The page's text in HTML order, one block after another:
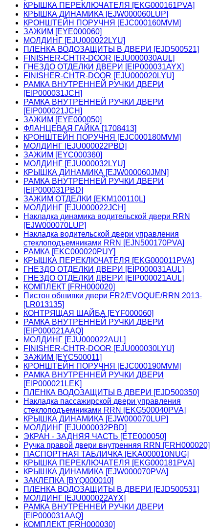
КРЫШКА ПЕРЕКЛЮЧАТЕЛЯ [EKG000161PVA]
КРЫШКА ДИНАМИКА [EJW000060LUP]
КРОНШТЕЙН ПОРУЧНЯ [EJC000160MVM]
ЗАЖИМ [EYE000060]
МОЛДИНГ [EJU000022LYU]
ПЛЕНКА ВОДОЗАЩИТЫ В ДВЕРИ [EJD500521]
FINISHER-CHTR-DOOR [EJU000030AUL]
ГНЕЗДО ОТДЕЛКИ ДВЕРИ [EIP000031AYX]
FINISHER-CHTR-DOOR [EJU000020LYU]
РАМКА ВНУТРЕННЕЙ РУЧКИ ДВЕРИ
[EIP000031JCH]
РАМКА ВНУТРЕННЕЙ РУЧКИ ДВЕРИ
[EIP000021JCH]
ЗАЖИМ [EYE000050]
ФЛАНЦЕВАЯ ГАЙКА [1708413]
КРОНШТЕЙН ПОРУЧНЯ [EJC000180MVM]
МОЛДИНГ [EJU000022PBD]
ЗАЖИМ [EYC000360]
МОЛДИНГ [EJU000032LYU]
КРЫШКА ДИНАМИКА [EJW000060JMN]
РАМКА ВНУТРЕННЕЙ РУЧКИ ДВЕРИ
[EIP000031PBD]
ЗАЖИМ ОТДЕЛКИ [EKM100110L]
МОЛДИНГ [EJU000022JCH]
Накладка динамика водительской двери RRN
[EJW000070LUP]
Накладка водительской двери управления
стеклоподъемниками RRN [EJN500170PVA]
РАМКА [EKC000020PUY]
КРЫШКА ПЕРЕКЛЮЧАТЕЛЯ [EKG000011PVA]
ГНЕЗДО ОТДЕЛКИ ДВЕРИ [EIP000031AUL]
ГНЕЗДО ОТДЕЛКИ ДВЕРИ [EIP000021AUL]
КОМПЛЕКТ [FRH000020]
Пистон обшивки двери FR2/EVOQUE/RRN 2013-
[LR013135]
КОНТРЯЩАЯ ШАЙБА [EYF000060]
РАМКА ВНУТРЕННЕЙ РУЧКИ ДВЕРИ
[EIP000021AAQ]
МОЛДИНГ [EJU000022AUL]
FINISHER-CHTR-DOOR [EJU000030LYU]
ЗАЖИМ [EYC500011]
КРОНШТЕЙН ПОРУЧНЯ [EJC000190MVM]
РАМКА ВНУТРЕННЕЙ РУЧКИ ДВЕРИ
[EIP000021LEK]
ПЛЕНКА ВОДОЗАЩИТЫ В ДВЕРИ [EJD500350]
Накладка пассажирской двери управления
стеклоподъемниками RRN [EKG500040PVA]
КРЫШКА ДИНАМИКА [EJW000070LUP]
МОЛДИНГ [EJU000032PBD]
ЭКРАН - ЗАДНЯЯ ЧАСТЬ [ETE000050]
Ручка правой двери внутренняя RRN [FRH000020]
ПАСПОРТНАЯ ТАБЛИЧКА [EKA000010NUG]
КРЫШКА ПЕРЕКЛЮЧАТЕЛЯ [EKG000181PVA]
КРЫШКА ДИНАМИКА [EJW000070PVA]
ЗАКЛЕПКА [BYQ000010]
ПЛЕНКА ВОДОЗАЩИТЫ В ДВЕРИ [EJD500531]
МОЛДИНГ [EJU000022AYX]
РАМКА ВНУТРЕННЕЙ РУЧКИ ДВЕРИ
[EIP000031AAQ]
КОМПЛЕКТ [FRH000030]